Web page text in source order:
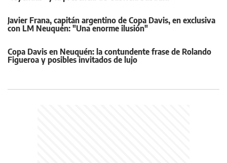
Javier Frana, capitán argentino de Copa Davis, en exclusiva
con LM Neuquén: "Una enorme ilusión"
Copa Davis en Neuquén: la contundente frase de Rolando
Figueroa y posibles invitados de lujo